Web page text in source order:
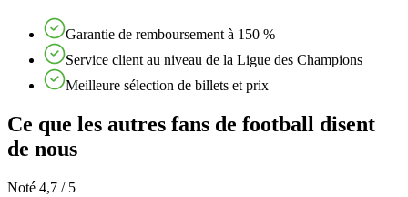
Garantie de remboursement à 150 %
Service client au niveau de la Ligue des Champions
Meilleure sélection de billets et prix
Ce que les autres fans de football disent
de nous
Noté 4,7 / 5